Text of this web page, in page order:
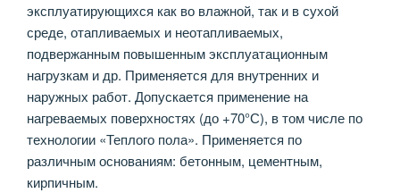
эксплуатирующихся как во влажной, так и в сухой
среде, отапливаемых и неотапливаемых,
подвержанным повышенным эксплуатационным
нагрузкам и др. Применяется для внутренних и
наружных работ. Допускается применение на
нагреваемых поверхностях (до +70°С), в том числе по
технологии «Теплого пола». Применяется по
различным основаниям: бетонным, цементным,
кирпичным.